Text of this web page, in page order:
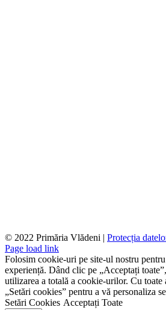
© 2022 Primăria Vlădeni | Protecția
Page load link
Folosim cookie-uri pe site-ul nostru
experiență. Dând clic pe „Acceptați
utilizarea a totală a cookie-urilor. Cu toate
„Setări cookies” pentru a vă personaliza
Setări Cookies Acceptați Toate